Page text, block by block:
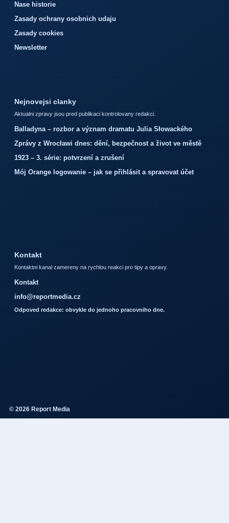
Nase historie
Zasady ochrany osobnich udaju
Zasady cookies
Newsletter
Nejnovejsi clanky
Aktualni zpravy jsou pred publikaci kontrolovany redakci.
Balladyna – rozbor a význam dramatu Julia Słowackého
Zprávy z Wrocławi dnes: dění, bezpečnost a život ve městě
1923 – 3. série: potvrzení a zrušení
Mój Orange logowanie – jak se přihlásit a spravovat účet
Kontakt
Kontaktni kanal zamereny na rychlou reakci pro tipy a opravy.
Kontakt
info@reportmedia.cz
Odpoved redakce: obvykle do jednoho pracovniho dne.
© 2026 Report Media